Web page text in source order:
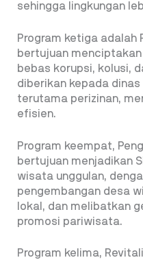
sehingga lingkungan
Program ketiga adalah
bertujuan
bebas korupsi, kolusi,
diberikan kepada
terutama perizinan,
efisien.
Program keempat,
bertujuan menjadikan
wisata unggulan,
pengembangan desa
lokal, dan melibatkan
promosi pariwisata.
Program kelima,